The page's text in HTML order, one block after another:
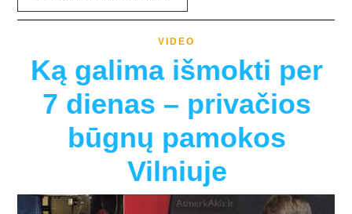
VIDEO
Ką galima išmokti per
7 dienas – privačios
būgnų pamokos
Vilniuje